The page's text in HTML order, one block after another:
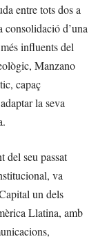
entre tots dos a
d’una
influents del
Manzano
capaç
la seva
del seu passat
va
un dels
Llatina, amb